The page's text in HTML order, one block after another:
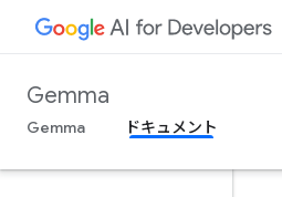
Gemma
Gemma ドキュメント